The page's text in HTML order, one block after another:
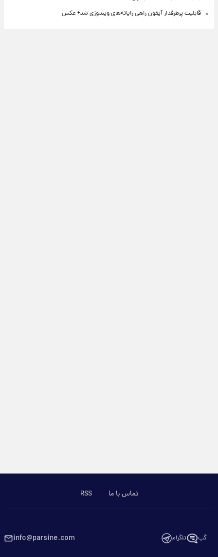
قابلیت پرطرفدار آیفون راهی رایانه‌های ویندوزی شد+ عکس
تماس با ما RSS
گپ تلگرام info@parsine.com